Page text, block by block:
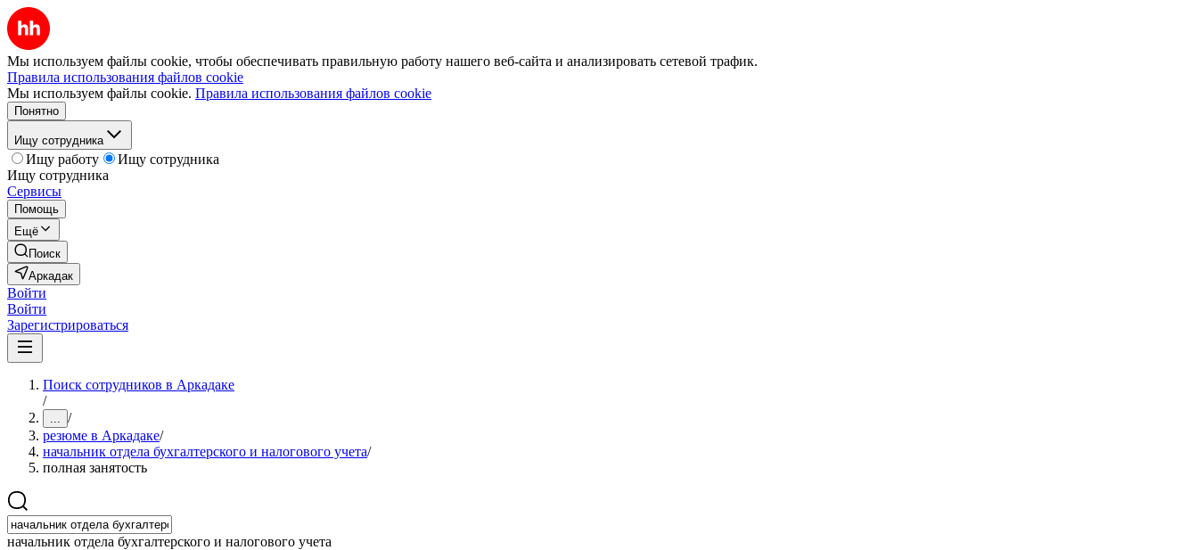
Мы используем файлы cookie, чтобы обеспечивать правильную работу нашего веб-сайта и анализировать сетевой трафик.
Правила использования файлов cookie
Мы используем файлы cookie. Правила использования файлов cookie
Понятно
Ищу сотрудника
Ищу работу
Ищу сотрудника
Ищу сотрудника
Сервисы
Помощь
Ещё
Поиск
Аркадак
Войти
Войти
Зарегистрироваться
Поиск сотрудников в Аркадаке
/
... /
резюме в Аркадаке/
начальник отдела бухгалтерского и налогового учета/
полная занятость
начальник отдела бухгалтерского и налогового учета